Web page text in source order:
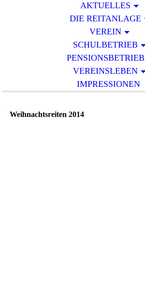
AKTUELLES
DIE REITANLAGE
VEREIN
SCHULBETRIEB
PENSIONSBETRIEB
VEREINSLEBEN
IMPRESSIONEN
Weihnachtsreiten 2014